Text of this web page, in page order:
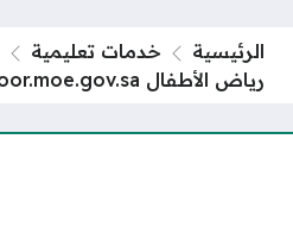
الرئيسية خدمات تعليمية
رياض الأطفال noor.moe.gov.sa